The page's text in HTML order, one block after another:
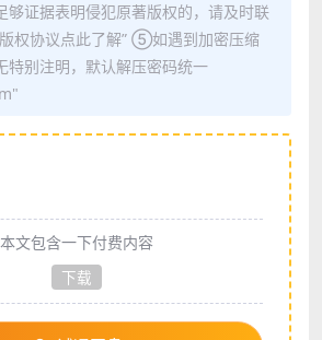
够证据表明侵犯原著版权的，请及时联
权协议点此了解” ⑤如遇到加密压缩
特别注明，默认解压密码统一
本文包含一下付费内容
下载